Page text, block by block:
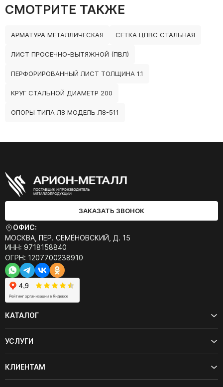
СМОТРИТЕ ТАКЖЕ
АРМАТУРА МЕТАЛЛИЧЕСКАЯ СЕТКА ЦПВС СТАЛЬНАЯ
ЛИСТ ПРОСЕЧНО-ВЫТЯЖНОЙ (ПВЛ)
ПЕРФОРИРОВАННЫЙ ЛИСТ ТОЛЩИНА 1.1
КРУГ СТАЛЬНОЙ ДИАМЕТР 200
ОПОРЫ ТИПА Л8 МОДЕЛЬ Л8-511
ЗАКАЗАТЬ ЗВОНОК
ОФИС:
МОСКВА, ПЕР. СЕМЁНОВСКИЙ, Д. 15
ИНН: 9718158840
ОГРН: 1207700238910
КАТАЛОГ
УСЛУГИ
КЛИЕНТАМ